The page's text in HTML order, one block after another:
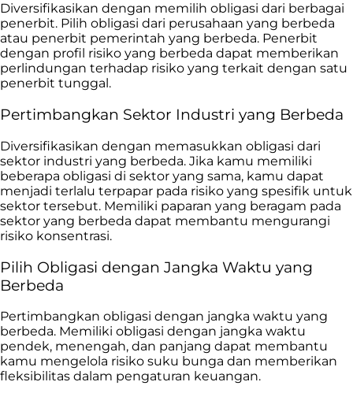
Diversifikasikan dengan memilih obligasi dari berbagai
penerbit. Pilih obligasi dari perusahaan yang berbeda
atau penerbit pemerintah yang berbeda. Penerbit
dengan profil risiko yang berbeda dapat memberikan
perlindungan terhadap risiko yang terkait dengan satu
penerbit tunggal.
Pertimbangkan Sektor Industri yang Berbeda
Diversifikasikan dengan memasukkan obligasi dari
sektor industri yang berbeda. Jika kamu memiliki
beberapa obligasi di sektor yang sama, kamu dapat
menjadi terlalu terpapar pada risiko yang spesifik untuk
sektor tersebut. Memiliki paparan yang beragam pada
sektor yang berbeda dapat membantu mengurangi
risiko konsentrasi.
Pilih Obligasi dengan Jangka Waktu yang
Berbeda
Pertimbangkan obligasi dengan jangka waktu yang
berbeda. Memiliki obligasi dengan jangka waktu
pendek, menengah, dan panjang dapat membantu
kamu mengelola risiko suku bunga dan memberikan
fleksibilitas dalam pengaturan keuangan.